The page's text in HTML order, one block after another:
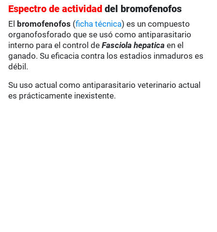
Espectro de actividad del bromofenofos
El bromofenofos (ficha técnica) es un compuesto
organofosforado que se usó como antiparasitario
interno para el control deFasciola hepatica en el
ganado. Su eficacia contra los estadios inmaduros es
débil.
Su uso actual como antiparasitario veterinario actual
es prácticamente inexistente.